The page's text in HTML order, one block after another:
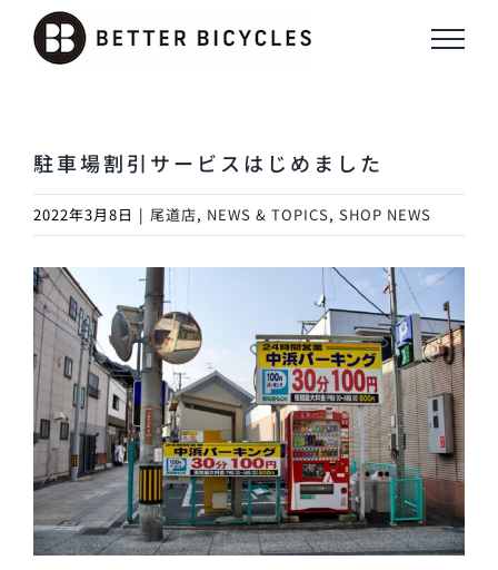
駐車場割引サービスはじめました
2022年3月8日 | 尾道店, NEWS & TOPICS, SHOP NEWS
View
Larger
Image